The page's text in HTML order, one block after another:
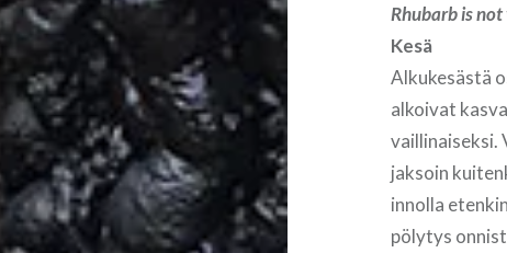
Rhubarb is not
Kesä
Alkukesästä
alkoivat
vaillinaiseksi.
jaksoin
innolla
pölytys